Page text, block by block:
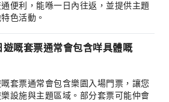
便利，能喺一日內往返，並提供主題
色活動。
嘅套票通常會包含咩具體嘅
套票通常會包含樂園入場門票，讓您
設施與主題區域。部分套票可能仲會